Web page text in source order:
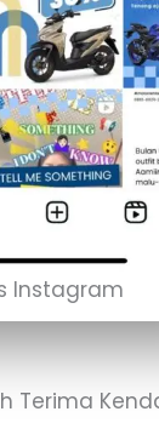
Instagram
Terima